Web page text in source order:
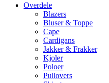
Overdele
Blazers
Bluser & Toppe
Cape
Cardigans
Jakker & Frakker
Kjoler
Poloer
Pullovers